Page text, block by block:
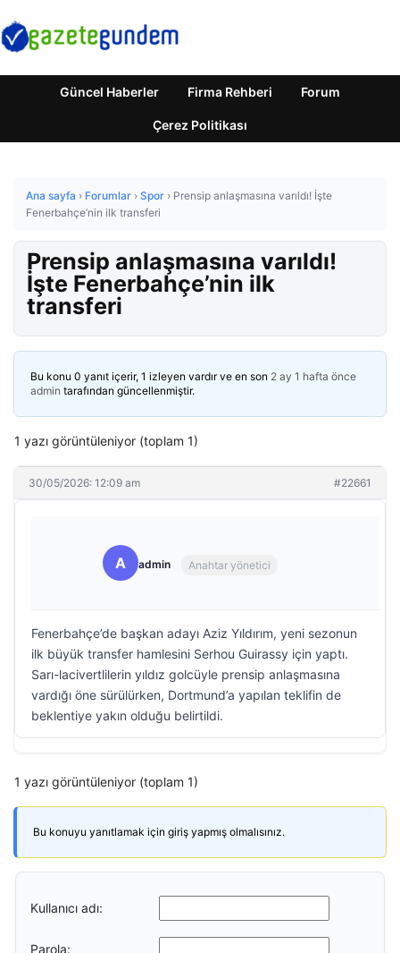
Güncel Haberler Firma Rehberi Forum
Çerez Politikası
Ana sayfa › Forumlar › Spor › Prensip anlaşmasına varıldı! İşte
Fenerbahçe’nin ilk transferi
Prensip anlaşmasına varıldı!
İşte Fenerbahçe’nin ilk
transferi
Bu konu 0 yanıt içerir, 1 izleyen vardır ve en son 2 ay 1 hafta önce
admin tarafından güncellenmiştir.
1 yazı görüntüleniyor (toplam 1)
30/05/2026: 12:09 am #22661
A admin Anahtar yönetici
Fenerbahçe’de başkan adayı Aziz Yıldırım, yeni sezonun
ilk büyük transfer hamlesini Serhou Guirassy için yaptı.
Sarı-lacivertlilerin yıldız golcüyle prensip anlaşmasına
vardığı öne sürülürken, Dortmund’a yapılan teklifin de
beklentiye yakın olduğu belirtildi.
1 yazı görüntüleniyor (toplam 1)
Bu konuyu yanıtlamak için giriş yapmış olmalısınız.
Kullanıcı adı:
Parola: